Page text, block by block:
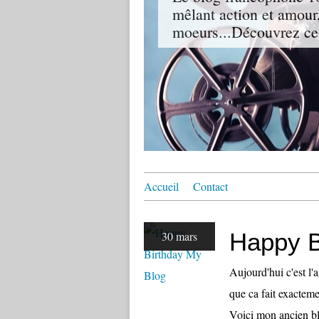
mêlant action et
moeurs...Découvrez
Accueil Contact
30 mars Happy
Aujourd'hui c'est
que ca fait
Voici mon ancien